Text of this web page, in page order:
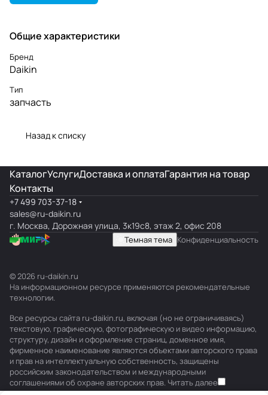
Общие характеристики
Бренд
Daikin
Тип
запчасть
Назад к списку
КаталогУслугиДоставка и оплатаГарантия на товар
Контакты
+7 499 703-37-18
sales@ru-daikin.ru
г. Москва, Дорожная улица, 3к19с8, этаж 2, офис 208
Темная тема Конфиденциальность
© 2026 ru-daikin.ru
На информационном ресурсе применяются рекомендательные
технологии.
Все ресурсы сайта ru-daikin.ru, включая (но не ограничиваясь)
текстовую, графическую, фотографическую и видео информацию,
структуру, дизайн и оформление страниц, доменное имя,
фирменное наименование являются объектами авторского права
и прав на интеллектуальную собственность, защищены
российским законодательством и международными
соглашениями об охране авторских прав. Читать далее